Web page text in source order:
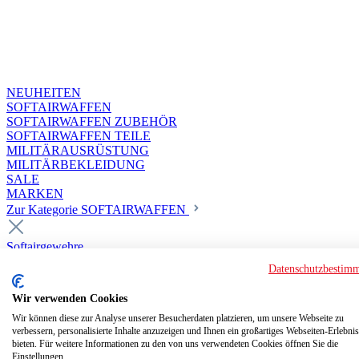
NEUHEITEN
SOFTAIRWAFFEN
SOFTAIRWAFFEN ZUBEHÖR
SOFTAIRWAFFEN TEILE
MILITÄRAUSRÜSTUNG
MILITÄRBEKLEIDUNG
SALE
MARKEN
Zur Kategorie SOFTAIRWAFFEN
Softairgewehre
Deluxe Custom Guns ab 18
Softair elektrisch ab 18
Softair elektrisch ab 14
Softair gasbetrieben ab 18
Softair HPA Luftdruck ab 18
Historische Softairwaffen
Wir verwenden Cookies
Wir können diese zur Analyse unserer Besucherdaten platzieren, um unsere Webseite zu
verbessern, personalisierte Inhalte anzuzeigen und Ihnen ein großartiges Webseiten-
bieten. Für weitere Informationen zu den von uns verwendeten Cookies öffnen Sie die
Einstellungen.